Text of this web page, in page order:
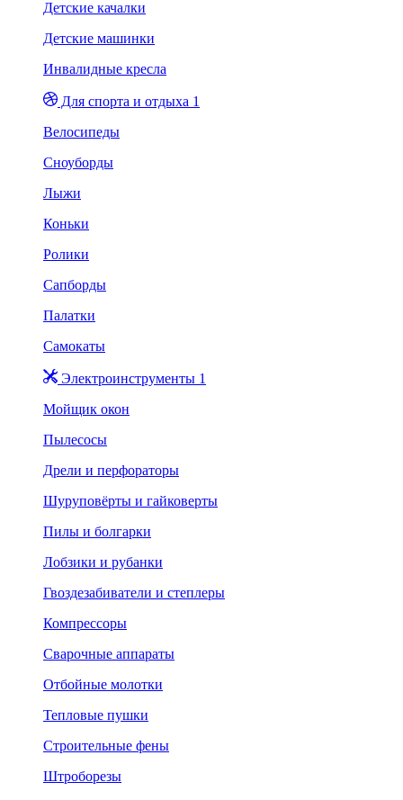
Детские качалки
Детские машинки
Инвалидные кресла
Для спорта и отдыха 1
Велосипеды
Сноуборды
Лыжи
Коньки
Ролики
Сапборды
Палатки
Самокаты
Электроинструменты 1
Мойщик окон
Пылесосы
Дрели и перфораторы
Шуруповёрты и гайковерты
Пилы и болгарки
Лобзики и рубанки
Гвоздезабиватели и степлеры
Компрессоры
Сварочные аппараты
Отбойные молотки
Тепловые пушки
Строительные фены
Штроборезы